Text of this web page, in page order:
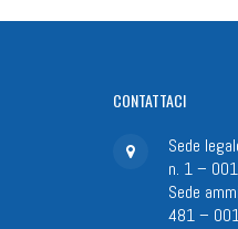
CONTATTACI
Sede
n. 1 –
Sede
481 –